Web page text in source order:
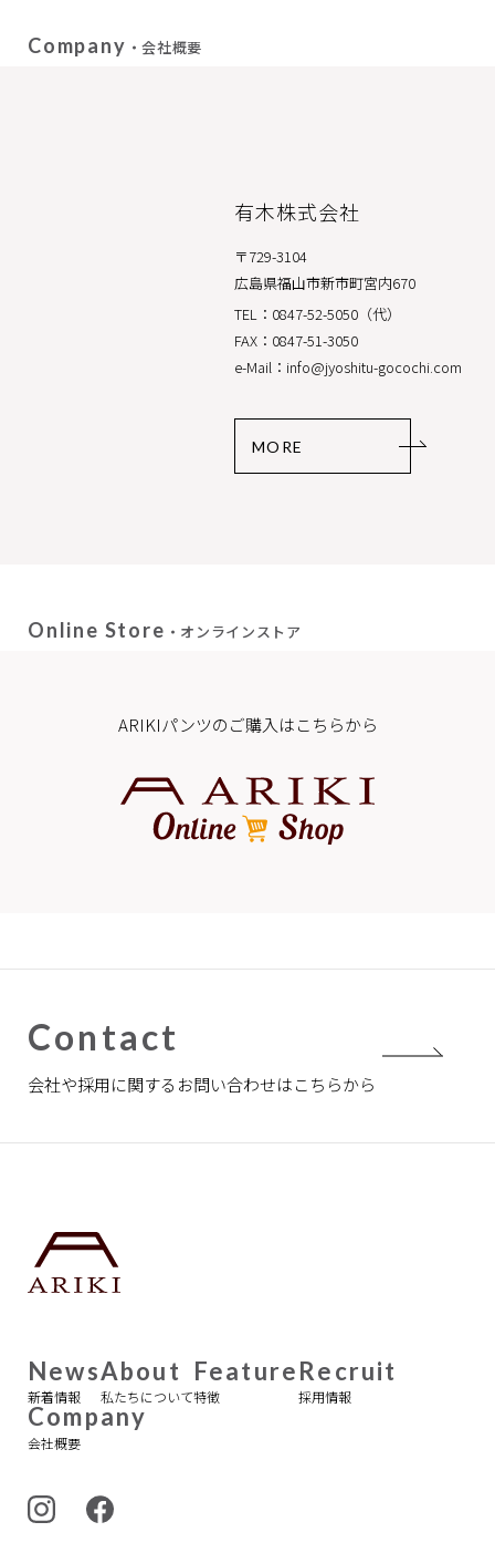
Company ・会社概要
有木株式会社
〒729-3104
広島県福山市新市町宮内670
TEL：0847-52-5050（代）
FAX：0847-51-3050
e-Mail：info@jyoshitu-gocochi.com
MORE
Online Store ・オンラインストア
ARIKIパンツのご購入はこちらから
Contact
会社や採用に関するお問い合わせはこちらから
News
新着情報
About
私たちについて
Feature
特徴
Recruit
採用情報
Company
会社概要